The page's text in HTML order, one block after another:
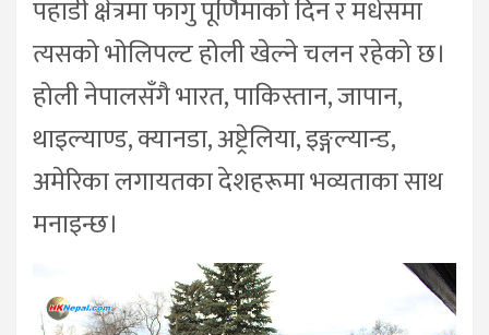
पहाडी क्षेत्रमा फागु पूर्णिमाको दिन र मधेसमा
त्यसको भोलिपल्ट होली खेल्ने चलन रहेको छ।
होली नेपालसँगै भारत, पाकिस्तान, जापान,
थाइल्याण्ड, क्यानडा, अष्ट्रेलिया, इङ्गल्यान्ड,
अमेरिका लगायतका देशहरूमा भव्यताका साथ
मनाइन्छ।